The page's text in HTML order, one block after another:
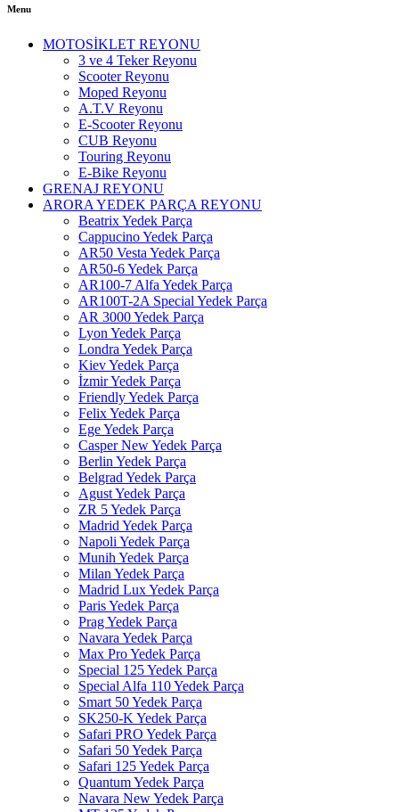
Menu
MOTOSİKLET REYONU
3 ve 4 Teker Reyonu
Scooter Reyonu
Moped Reyonu
A.T.V Reyonu
E-Scooter Reyonu
CUB Reyonu
Touring Reyonu
E-Bike Reyonu
GRENAJ REYONU
ARORA YEDEK PARÇA REYONU
Beatrix Yedek Parça
Cappucino Yedek Parça
AR50 Vesta Yedek Parça
AR50-6 Yedek Parça
AR100-7 Alfa Yedek Parça
AR100T-2A Special Yedek Parça
AR 3000 Yedek Parça
Lyon Yedek Parça
Londra Yedek Parça
Kiev Yedek Parça
İzmir Yedek Parça
Friendly Yedek Parça
Felix Yedek Parça
Ege Yedek Parça
Casper New Yedek Parça
Berlin Yedek Parça
Belgrad Yedek Parça
Agust Yedek Parça
ZR 5 Yedek Parça
Madrid Yedek Parça
Napoli Yedek Parça
Munih Yedek Parça
Milan Yedek Parça
Madrid Lux Yedek Parça
Paris Yedek Parça
Prag Yedek Parça
Navara Yedek Parça
Max Pro Yedek Parça
Special 125 Yedek Parça
Special Alfa 110 Yedek Parça
Smart 50 Yedek Parça
SK250-K Yedek Parça
Safari PRO Yedek Parça
Safari 50 Yedek Parça
Safari 125 Yedek Parça
Quantum Yedek Parça
Navara New Yedek Parça